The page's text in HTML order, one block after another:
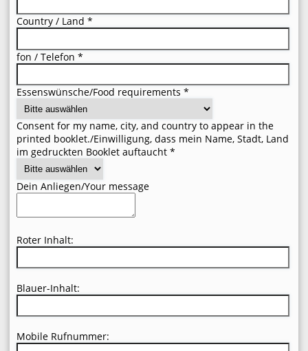
Country / Land *
fon / Telefon *
Essenswünsche/Food requirements *
Consent for my name, city, and country to appear in the
printed booklet./Einwilligung, dass mein Name, Stadt, Land
im gedruckten Booklet auftaucht *
Dein Anliegen/Your message
Roter Inhalt:
Blauer-Inhalt:
Mobile Rufnummer: